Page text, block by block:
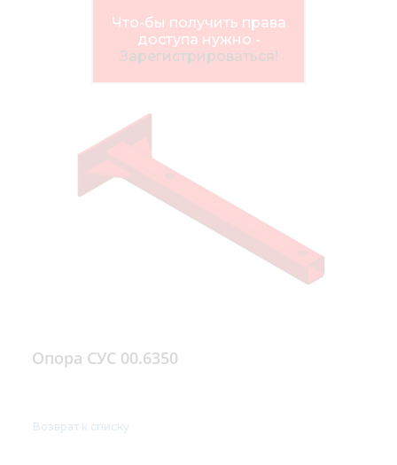
Что-бы получить права
доступа нужно -
Зарегистрироваться!
Опора СУС 00.6350
Возврат к списку